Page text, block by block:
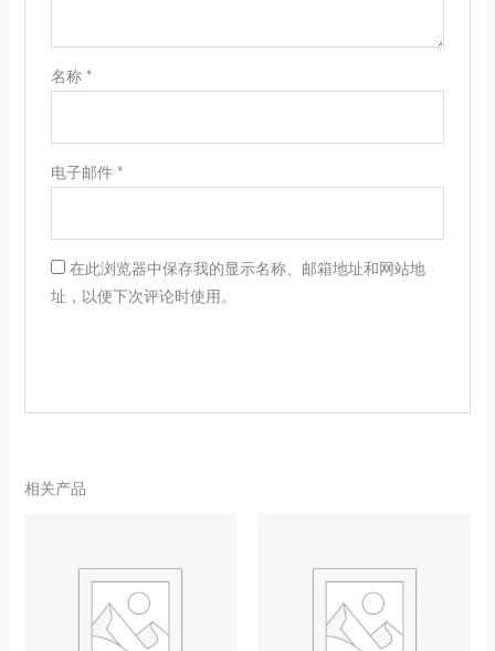
名称 *
电子邮件 *
在此浏览器中保存我的显示名称、邮箱地址和网站地
址，以便下次评论时使用。
相关产品